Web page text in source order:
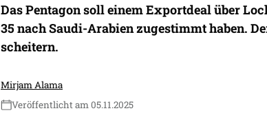
Das Pentagon soll einem Exportdeal über
35 nach Saudi-Arabien zugestimmt haben.
scheitern.
Mirjam Alama
Veröffentlicht am 05.11.2025